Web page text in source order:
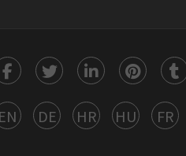
EN DE HR HU FR